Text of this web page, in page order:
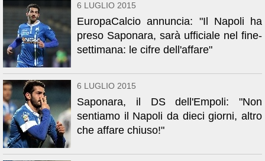
6 LUGLIO 2015
EuropaCalcio annuncia: "Il Napoli ha
preso Saponara, sarà ufficiale nel fine-
settimana: le cifre dell'affare"
6 LUGLIO 2015
Saponara, il DS dell'Empoli: "Non
sentiamo il Napoli da dieci giorni, altro
che affare chiuso!"